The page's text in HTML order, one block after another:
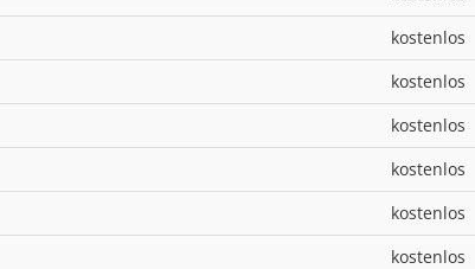
kostenlos
kostenlos
kostenlos
kostenlos
kostenlos
kostenlos